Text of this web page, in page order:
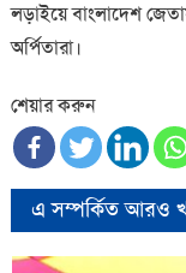
লড়াইয়ে বাংলাদেশ
অর্পিতারা।
শেয়ার করুন
এ সম্পর্কিত আরও